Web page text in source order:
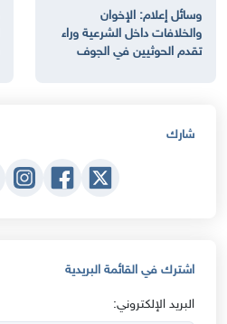
وسائل إعلام: الإخوان
والخلافات داخل الشرعية وراء
تقدم الحوثيين في الجوف
شارك
اشترك في القائمة البريدية
البريد الإلكتروني: